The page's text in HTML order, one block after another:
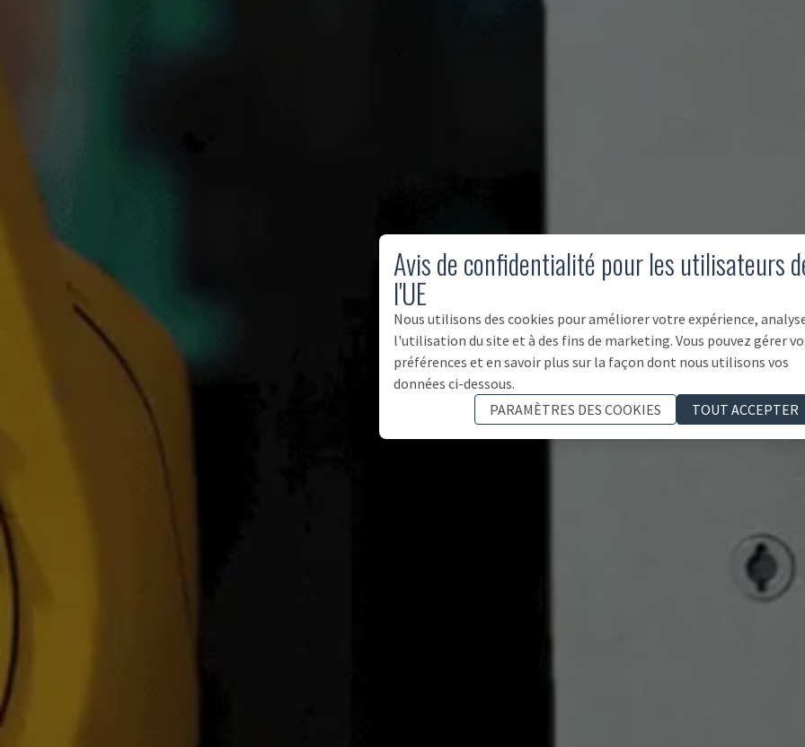
Avis de confidentialité pour les utilisateurs
l'UE
Nous utilisons des cookies pour améliorer votre expérience,
l'utilisation du site et à des fins de marketing. Vous pouvez gérer
préférences et en savoir plus sur la façon dont nous utilisons vos
données ci-dessous.
PARAMÈTRES DES COOKIES
TOUT ACCEPTER